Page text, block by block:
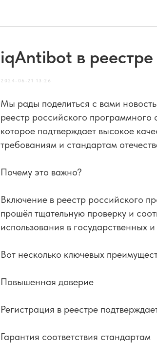
iqAntibot в
2024-06-21 13:26
Мы рады поделиться с вами
реестр российского программного
которое подтверждает высокое
требованиям и стандартам
Почему это важно?
Включение в реестр российского
прошёл тщательную проверку и
использования в государственных
Вот несколько ключевых
Повышенная доверие
Регистрация в реестре
Гарантия соответствия стандартам